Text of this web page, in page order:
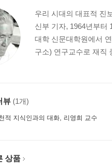
우리 시대의 대표적 진
신부 기자, 1964년부터
대학 신문대학원에서
구소) 연구교수로 재직
뷰 (1개)
적 지식인과의 대화, 리영희 교수
상품